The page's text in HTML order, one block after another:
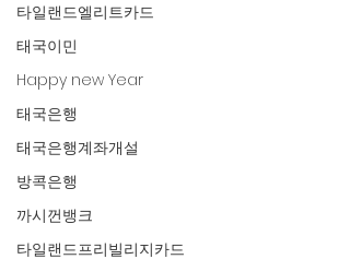
타일랜드엘리트카드
태국이민
Happy new Year
태국은행
태국은행계좌개설
방콕은행
까시껀뱅크
타일랜드프리빌리지카드